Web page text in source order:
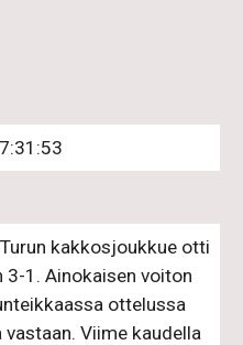
kakkosjoukkue otti
1. Ainokaisen voiton
ottelussa
vastaan. Viime kaudella